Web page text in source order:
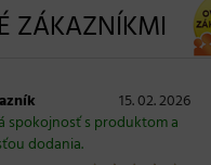
ZÁKAZNÍKMI
15. 02. 2026
spokojnosť s produktom a
dodania.